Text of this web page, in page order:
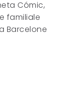
Cómic,
familiale
Barcelone